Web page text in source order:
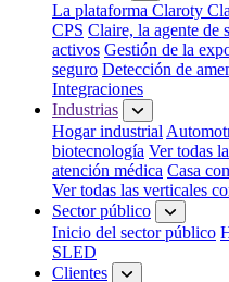
La plataforma Claroty
CPS Claire, la agente de
activos Gestión de la
seguro Detección de
Integraciones
Industrias
Hogar industrial
biotecnología Ver todas
atención médica Casa
Ver todas las verticales
Sector público
Inicio del sector público
SLED
Clientes